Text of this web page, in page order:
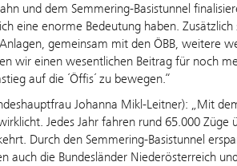
und dem Semmering-Basistunnel
eine enorme Bedeutung haben.
gemeinsam mit den ÖBB, weitere
wir einen wesentlichen Beitrag für noch
auf die ´Öffis´ zu bewegen.“
Johanna Mikl-Leitner): „Mit
Jedes Jahr fahren rund 65.000 Züge
Durch den Semmering-Basistunnel
die Bundesländer Niederösterreich